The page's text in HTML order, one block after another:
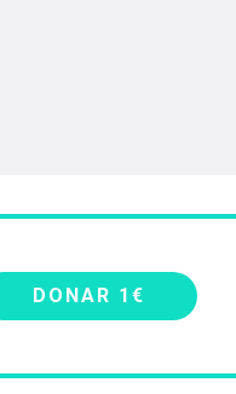
DONAR 1€